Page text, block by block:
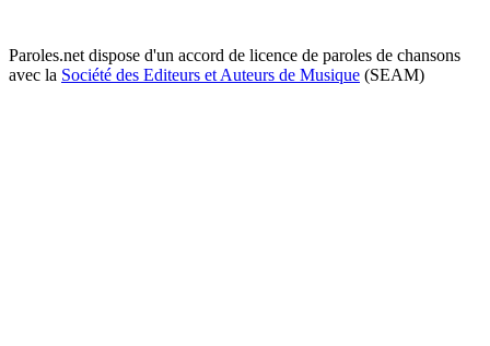
Paroles.net dispose d'un accord de licence de paroles de chansons
avec la Société des Editeurs et Auteurs de Musique (SEAM)